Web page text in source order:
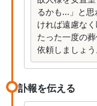
るかも...」と
ければ遠慮な
たった一度の
依頼しましょう
訃報を伝える